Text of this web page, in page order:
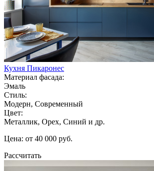
Кухня Пикаронес
Материал фасада:
Эмаль
Стиль:
Модерн, Современный
Цвет:
Металлик, Орех, Синий и др.
Цена: от 40 000 руб.
Рассчитать